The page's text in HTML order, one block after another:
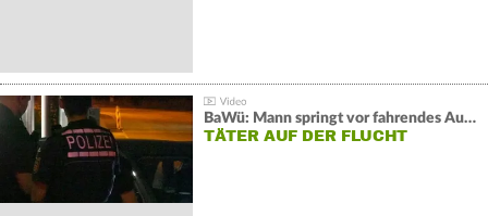
BaWü: Mann springt vor fahrendes Auto und schießt
TÄTER AUF DER FLUCHT